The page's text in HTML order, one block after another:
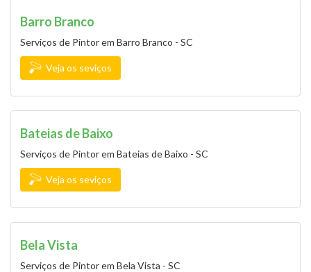
Barro Branco
Serviços de Pintor em Barro Branco - SC
Veja os seviços
Bateias de Baixo
Serviços de Pintor em Bateias de Baixo - SC
Veja os seviços
Bela Vista
Serviços de Pintor em Bela Vista - SC